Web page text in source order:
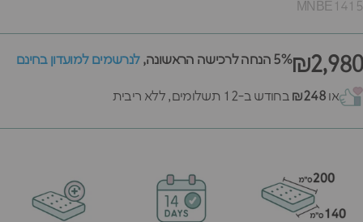
MNBE1415
₪2,9805% הנחה לרכישה הראשונה, לנרשמים למועדון בחינם
או₪248 בחודש ב-12 תשלומים, ללא ריבית